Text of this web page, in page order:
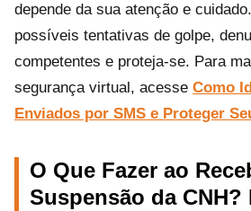
depende da sua atenção e
possíveis tentativas de golpe,
competentes e proteja-se. Para
segurança virtual, acesse Como
Enviados por SMS e Proteger
O Que Fazer ao
Suspensão da CNH?